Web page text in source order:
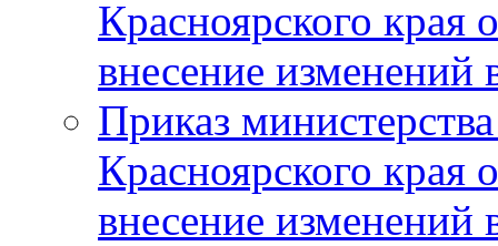
Красноярского
внесение изменений
Приказ
Красноярского
внесение изменений